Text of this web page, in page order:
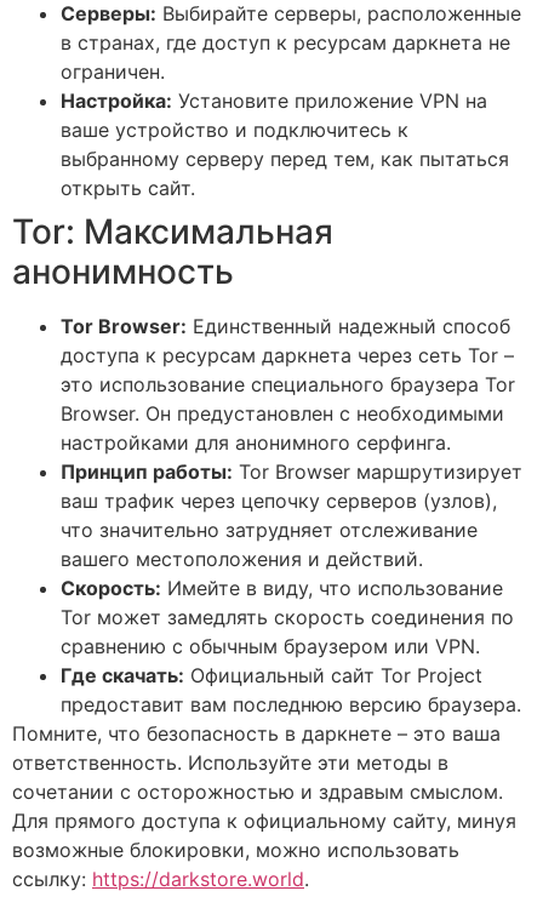
Серверы: Выбирайте серверы, расположенные
в странах, где доступ к ресурсам даркнета не
ограничен.
Настройка: Установите приложение VPN на
ваше устройство и подключитесь к
выбранному серверу перед тем, как пытаться
открыть сайт.
Tor: Максимальная
анонимность
Tor Browser: Единственный надежный способ
доступа к ресурсам даркнета через сеть Tor –
это использование специального браузера Tor
Browser. Он предустановлен с необходимыми
настройками для анонимного серфинга.
Принцип работы: Tor Browser маршрутизирует
ваш трафик через цепочку серверов (узлов),
что значительно затрудняет отслеживание
вашего местоположения и действий.
Скорость: Имейте в виду, что использование
Tor может замедлять скорость соединения по
сравнению с обычным браузером или VPN.
Где скачать: Официальный сайт Tor Project
предоставит вам последнюю версию браузера.
Помните, что безопасность в даркнете – это ваша
ответственность. Используйте эти методы в
сочетании с осторожностью и здравым смыслом.
Для прямого доступа к официальному сайту, минуя
возможные блокировки, можно использовать
ссылку: https://darkstore.world.